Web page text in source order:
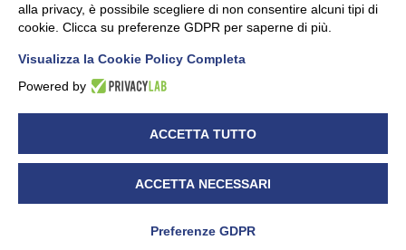
UNIDATA - Informativa privacy (per i clienti)
UNIDATA - Whistleblowing
alla privacy, è possibile scegliere di non consentire alcuni tipi di
cookie. Clicca su preferenze GDPR per saperne di più.
Visualizza la Cookie Policy Completa
Powered by
ACCETTA TUTTO
ACCETTA NECESSARI
Preferenze GDPR